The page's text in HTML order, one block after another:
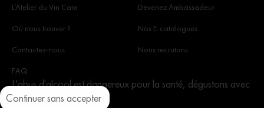
Continuer sans accepter
L’Atelier du Vin Care
Devenez Ambassadeur
Où nous trouver ?
Nos E-catalogues
Contactez-nous
Nous recrutons
FAQ
L'abus d'alcool est dangereux pour la santé, dégustons avec
modération.